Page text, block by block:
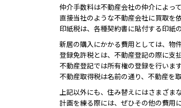
仲介手数料は不動産会社の仲介によっ
直接当社のような不動産会社に買取を
印紙税は、各種契約書に貼付する印紙
新居の購入にかかる費用としては、物
登録免許税とは、不動産登記の際に支
不動産登記では所有権の登録を行います
不動産取得税は名前の通り、不動産を
上記以外にも、住み替えにはさまざま
計画を練る際には、ぜひその他の費用